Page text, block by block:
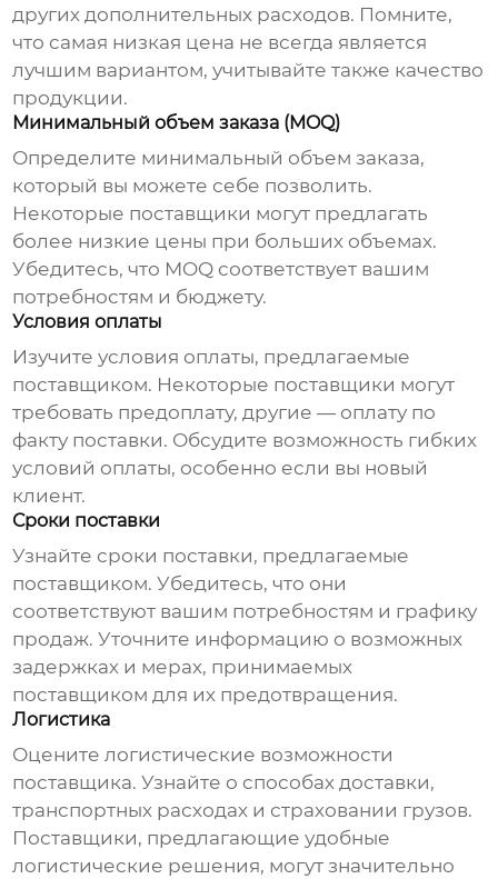
других дополнительных расходов. Помните,
что самая низкая цена не всегда является
лучшим вариантом, учитывайте также качество
продукции.
Минимальный объем заказа (MOQ)
Определите минимальный объем заказа,
который вы можете себе позволить.
Некоторые поставщики могут предлагать
более низкие цены при больших объемах.
Убедитесь, что MOQ соответствует вашим
потребностям и бюджету.
Условия оплаты
Изучите условия оплаты, предлагаемые
поставщиком. Некоторые поставщики могут
требовать предоплату, другие — оплату по
факту поставки. Обсудите возможность гибких
условий оплаты, особенно если вы новый
клиент.
Сроки поставки
Узнайте сроки поставки, предлагаемые
поставщиком. Убедитесь, что они
соответствуют вашим потребностям и графику
продаж. Уточните информацию о возможных
задержках и мерах, принимаемых
поставщиком для их предотвращения.
Логистика
Оцените логистические возможности
поставщика. Узнайте о способах доставки,
транспортных расходах и страховании грузов.
Поставщики, предлагающие удобные
логистические решения, могут значительно